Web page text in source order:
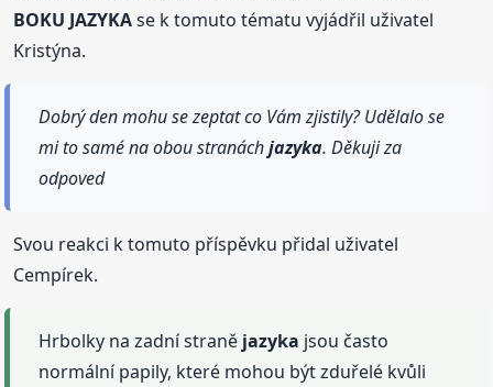
BOKU JAZYKAse k tomuto tématu vyjádřil uživatel
Kristýna.
Dobrý den mohu se zeptat co Vám zjistily? Udělalo se
mi to samé na obou stranáchjazyka. Děkuji za
odpoved
Svou reakci k tomuto příspěvku přidal uživatel
Cempírek.
Hrbolky na zadní straně jazyka jsou často
normální papily, které mohou být zduřelé kvůli